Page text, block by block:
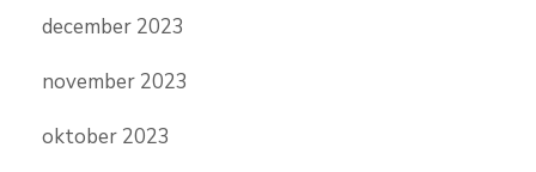
december 2023
november 2023
oktober 2023